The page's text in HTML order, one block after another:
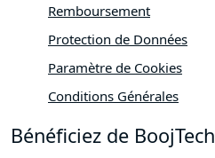
Remboursement
Protection de Données
Paramètre de Cookies
Conditions Générales
Bénéficiez de BoojTech